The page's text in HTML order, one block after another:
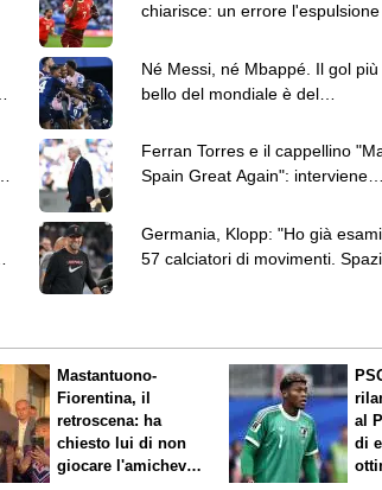
chiarisce: un errore
Né Messi, né Mbappé. Il gol più
bello del mondiale è del
Ferran Torres e il cappellino
Spain Great Again": interviene
Germania, Klopp: "Ho già
57 calciatori di movimenti.
Mastantuono-
Fiorentina, il
retroscena: ha
chiesto lui di non
giocare l'amichevole
al
di